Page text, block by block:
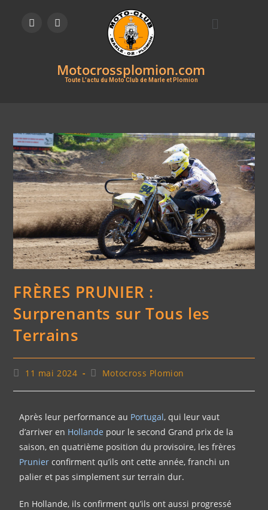
Motocrossplomion.com
Toute L'actu du Moto Club de Marle et Plomion
FRÈRES PRUNIER :
Surprenants sur Tous les
Terrains
11 mai 2024 Motocross Plomion
Après leur performance au Portugal, qui leur vaut
d’arriver en Hollande pour le second Grand prix de la
saison, en quatrième position du provisoire, les frères
Prunier confirment qu’ils ont cette année, franchi un
palier et pas simplement sur terrain dur.
En Hollande, ils confirment qu’ils ont aussi progressé